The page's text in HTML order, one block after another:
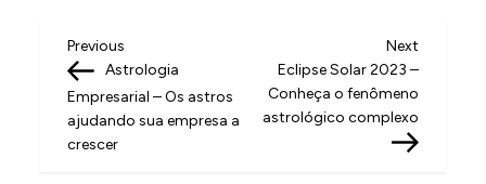
N
a
v
e
Previous
Post
Previous
Astrologia
Empresarial – Os astros
ajudando sua empresa a
crescer
Next
Post
Next
Eclipse Solar 2023 –
Conheça o fenômeno
astrológico complexo